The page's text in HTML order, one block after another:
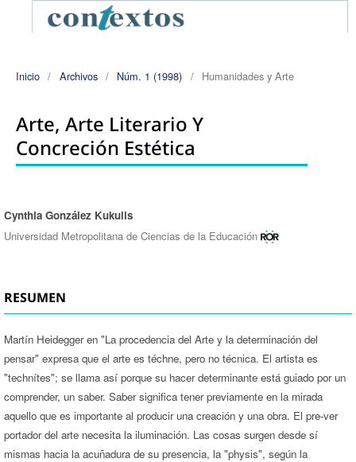
Inicio / Archivos / Núm. 1 (1998) / Humanidades y Arte
Arte, Arte Literario Y
Concreción Estética
Autores/as
Cynthia González Kukulis
Universidad Metropolitana de Ciencias de la Educación
RESUMEN
Martín Heidegger en "La procedencia del Arte y la determinación del
pensar" expresa que el arte es téchne, pero no técnica. El artista es
"technítes"; se llama así porque su hacer determinante está guiado por un
comprender, un saber. Saber significa tener previamente en la mirada
aquello que es importante al producir una creación y una obra. El pre-ver
portador del arte necesita la iluminación. Las cosas surgen desde sí
mismas hacia la acuñadura de su presencia, la "physis", según la